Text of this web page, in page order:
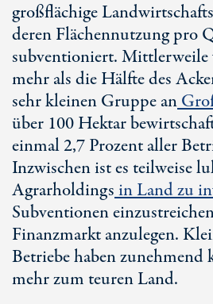
großflächige
deren Flächennutzung pro
subventioniert. Mittlerweile
mehr als die Hälfte des
sehr kleinen Gruppe an
über 100 Hektar
einmal 2,7 Prozent aller
Inzwischen ist es teilweise
Agrarholdingsin Land zu
Subventionen
Finanzmarkt anzulegen.
Betriebe haben zunehmend
mehr zum teuren Land.